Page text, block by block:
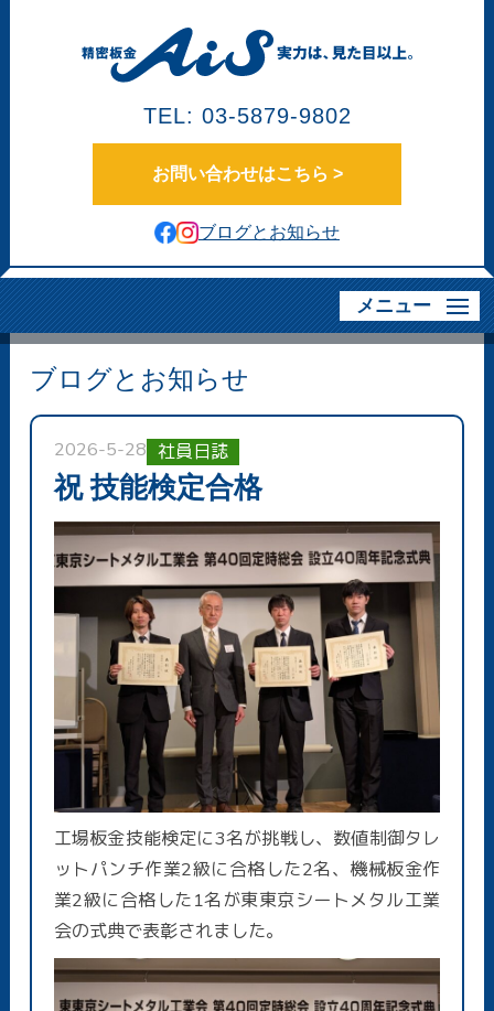
TEL: 03-5879-9802
お問い合わせはこちら >
ブログとお知らせ
メニュー
ブログとお知らせ
2026-5-28 社員日誌
祝 技能検定合格
工場板金技能検定に3名が挑戦し、数値制御タレ
ットパンチ作業2級に合格した2名、機械板金作
業2級に合格した1名が東東京シートメタル工業
会の式典で表彰されました。